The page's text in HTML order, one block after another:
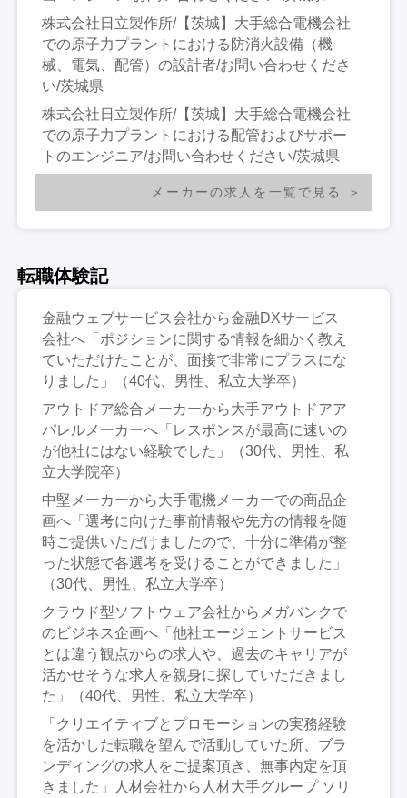
株式会社日立製作所/【茨城】大手総合電機会社
での原子力プラントにおける防消火設備（機
械、電気、配管）の設計者/お問い合わせくださ
い/茨城県
株式会社日立製作所/【茨城】大手総合電機会社
での原子力プラントにおける配管およびサポー
トのエンジニア/お問い合わせください/茨城県
メーカーの求人を一覧で見る
転職体験記
金融ウェブサービス会社から金融DXサービス
会社へ「ポジションに関する情報を細かく教え
ていただけたことが、面接で非常にプラスにな
りました」（40代、男性、私立大学卒）
アウトドア総合メーカーから大手アウトドアア
パレルメーカーへ「レスポンスが最高に速いの
が他社にはない経験でした」（30代、男性、私
立大学院卒）
中堅メーカーから大手電機メーカーでの商品企
画へ「選考に向けた事前情報や先方の情報を随
時ご提供いただけましたので、十分に準備が整
った状態で各選考を受けることができました」
（30代、男性、私立大学卒）
クラウド型ソフトウェア会社からメガバンクで
のビジネス企画へ「他社エージェントサービス
とは違う観点からの求人や、過去のキャリアが
活かせそうな求人を親身に探していただきまし
た」（40代、男性、私立大学卒）
「クリエイティブとプロモーションの実務経験
を活かした転職を望んで活動していた所、ブラ
ンディングの求人をご提案頂き、無事内定を頂
きました」人材会社から人材大手グループ ソリ